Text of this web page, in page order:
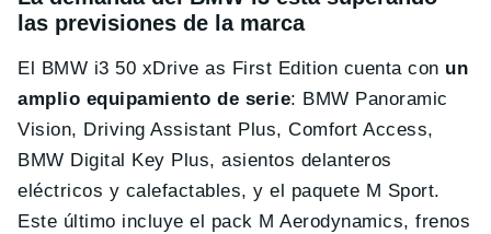
las previsiones de la marca
El BMW i3 50 xDrive as First Edition cuenta con un
amplio equipamiento de serie: BMW Panoramic
Vision, Driving Assistant Plus, Comfort Access,
BMW Digital Key Plus, asientos delanteros
eléctricos y calefactables, y el paquete M Sport.
Este último incluye el pack M Aerodynamics, frenos